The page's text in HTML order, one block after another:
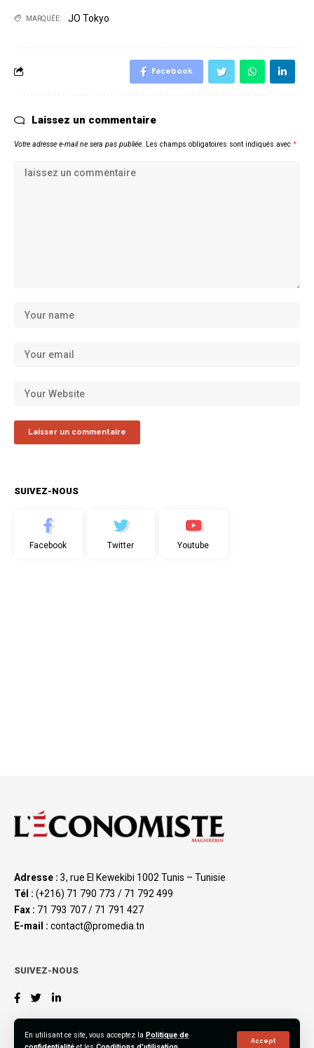
En utilisant ce site, vous acceptez la Politique de
Accept
MARQUÉE: JO Tokyo
Facebook
Laissez un commentaire
Votre adresse e-mail ne sera pas publiée. Les champs obligatoires sont indiqués avec *
SUIVEZ-NOUS
Facebook Twitter Youtube
Adresse : 3, rue El Kewekibi 1002 Tunis – Tunisie
Tél : (+216) 71 790 773 / 71 792 499
Fax : 71 793 707 / 71 791 427
E-mail : contact@promedia.tn
SUIVEZ-NOUS